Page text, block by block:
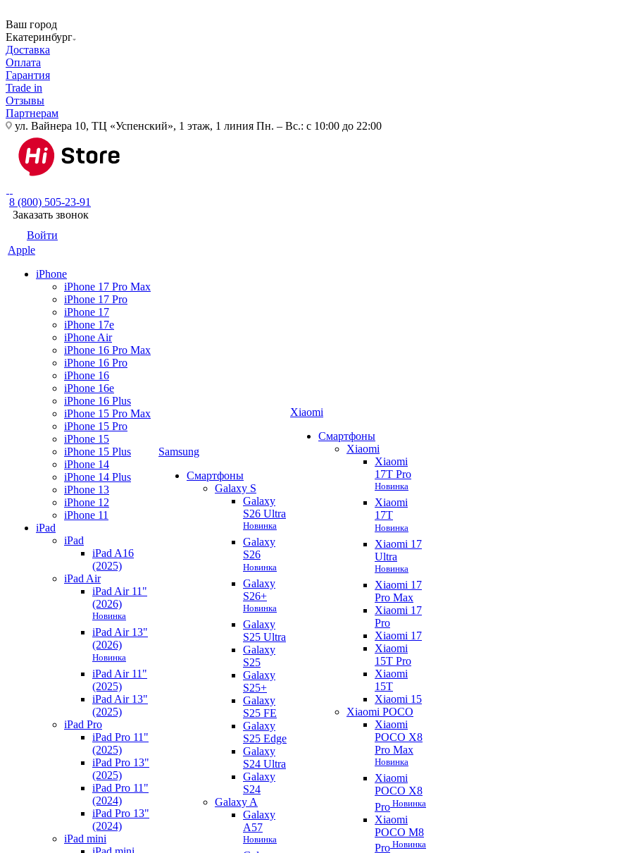
Ваш город
Екатеринбург
Доставка
Оплата
Гарантия
Trade in
Отзывы
Партнерам
ул. Вайнера 10, ТЦ «Успенский», 1 этаж, 1 линия Пн. – Вс.: с 10:00 до 22:00
8 (800) 505-23-91
Заказать звонок
Войти
Apple
iPhone
iPhone 17 Pro Max
iPhone 17 Pro
iPhone 17
iPhone 17e
iPhone Air
iPhone 16 Pro Max
iPhone 16 Pro
iPhone 16
iPhone 16e
iPhone 16 Plus
iPhone 15 Pro Max
iPhone 15 Pro
iPhone 15
iPhone 15 Plus
iPhone 14
iPhone 14 Plus
iPhone 13
iPhone 12
iPhone 11
iPad
iPad
iPad A16
(2025)
iPad Air
iPad Air 11"
(2026)
Новинка
iPad Air 13"
(2026)
Новинка
iPad Air 11"
(2025)
iPad Air 13"
(2025)
iPad Pro
iPad Pro 11"
(2025)
iPad Pro 13"
(2025)
iPad Pro 11"
(2024)
iPad Pro 13"
(2024)
iPad mini
Samsung
Смартфоны
Galaxy S
Galaxy
S26 Ultra
Новинка
Galaxy
S26
Новинка
Galaxy
S26+
Новинка
Galaxy
S25 Ultra
Galaxy
S25
Galaxy
S25+
Galaxy
S25 FE
Galaxy
S25 Edge
Galaxy
S24 Ultra
Galaxy
S24
Galaxy A
Galaxy
A57
Новинка
Xiaomi
Смартфоны
Xiaomi
Xiaomi
17T Pro
Новинка
Xiaomi
17T
Новинка
Xiaomi 17
Ultra
Новинка
Xiaomi 17
Pro Max
Xiaomi 17
Pro
Xiaomi 17
Xiaomi
15T Pro
Xiaomi
15T
Xiaomi 15
Xiaomi POCO
Xiaomi
POCO X8
Pro Max
Новинка
Xiaomi
POCO X8
Pro Новинка
Xiaomi
POCO M8
Pro Новинка